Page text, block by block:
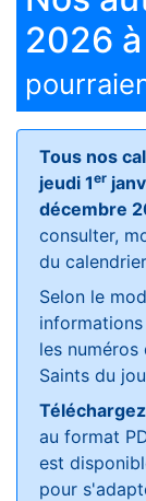
2026
Tous nos
jeudi 1er
décembre
consulter,
du
Selon le
les numéros
Saints du
au format
est
pour